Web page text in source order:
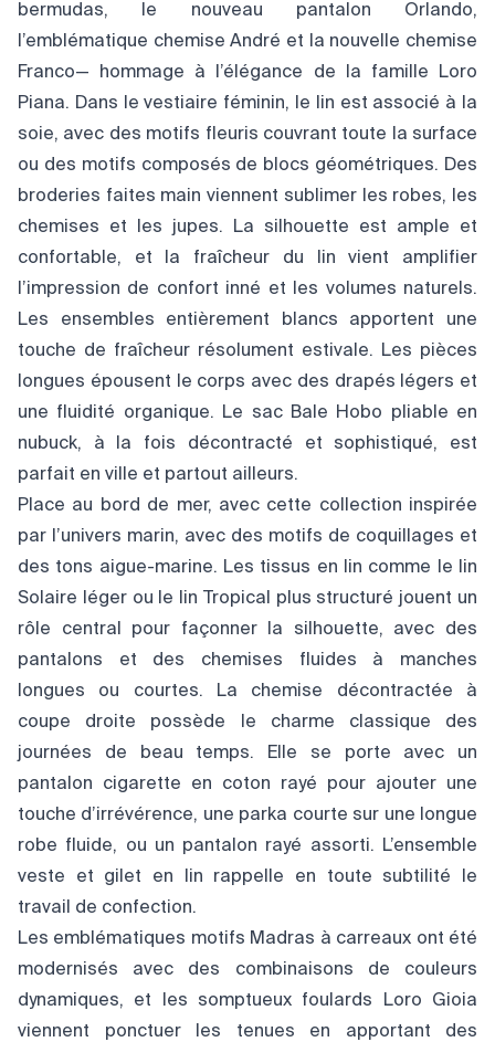
bermudas, le nouveau pantalon Orlando,
l’emblématique chemise André et la nouvelle chemise
Franco— hommage à l’élégance de la famille Loro
Piana. Dans le vestiaire féminin, le lin est associé à la
soie, avec des motifs fleuris couvrant toute la surface
ou des motifs composés de blocs géométriques. Des
broderies faites main viennent sublimer les robes, les
chemises et les jupes. La silhouette est ample et
confortable, et la fraîcheur du lin vient amplifier
l’impression de confort inné et les volumes naturels.
Les ensembles entièrement blancs apportent une
touche de fraîcheur résolument estivale. Les pièces
longues épousent le corps avec des drapés légers et
une fluidité organique. Le sac Bale Hobo pliable en
nubuck, à la fois décontracté et sophistiqué, est
parfait en ville et partout ailleurs.
Place au bord de mer, avec cette collection inspirée
par l’univers marin, avec des motifs de coquillages et
des tons aigue-marine. Les tissus en lin comme le lin
Solaire léger ou le lin Tropical plus structuré jouent un
rôle central pour façonner la silhouette, avec des
pantalons et des chemises fluides à manches
longues ou courtes. La chemise décontractée à
coupe droite possède le charme classique des
journées de beau temps. Elle se porte avec un
pantalon cigarette en coton rayé pour ajouter une
touche d’irrévérence, une parka courte sur une longue
robe fluide, ou un pantalon rayé assorti. L’ensemble
veste et gilet en lin rappelle en toute subtilité le
travail de confection.
Les emblématiques motifs Madras à carreaux ont été
modernisés avec des combinaisons de couleurs
dynamiques, et les somptueux foulards Loro Gioia
viennent ponctuer les tenues en apportant des